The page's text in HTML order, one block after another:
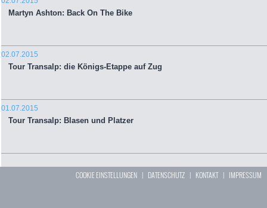
Martyn Ashton: Back On The Bike
02.07.2015
Tour Transalp: die Königs-Etappe auf Zug
01.07.2015
Tour Transalp: Blasen und Platzer
COOKIE EINSTELLUNGEN | DATENSCHUTZ | KONTAKT| IMPRESSUM